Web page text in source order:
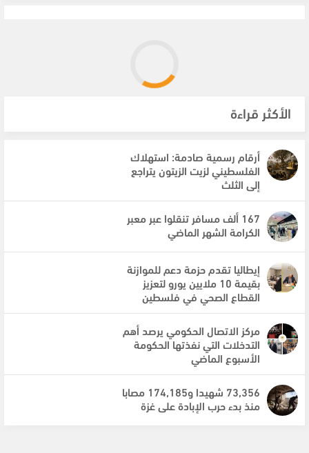
الأكثر قراءة
أرقام رسمية صادمة: استهلاك
الفلسطيني لزيت الزيتون يتراجع
إلى الثلث
167 ألف مسافر تنقلوا عبر معبر
الكرامة الشهر الماضي
إيطاليا تقدم حزمة دعم للموازنة
بقيمة 10 ملايين يورو لتعزيز
القطاع الصحي في فلسطين
مركز الاتصال الحكومي يرصد أهم
التدخلات التي نفذتها الحكومة
الأسبوع الماضي
73,356 شهيدا و174,185 مصابا
منذ بدء حرب الإبادة على غزة